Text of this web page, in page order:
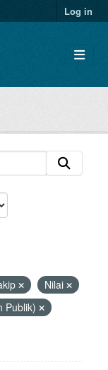
Log in
Nilai
Publik)